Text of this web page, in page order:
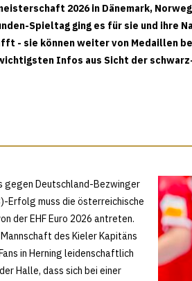
2026 in Dänemark,
Spieltag ging es für sie und ihre
- sie können weiter von Medaillen bei
Infos aus Sicht der
gegen Deutschland-Bezwinger
Erfolg muss die österreichische
der EHF Euro 2026 antreten.
des Kieler Kapitäns
in Herning leidenschaftlich
Halle, dass sich bei einer